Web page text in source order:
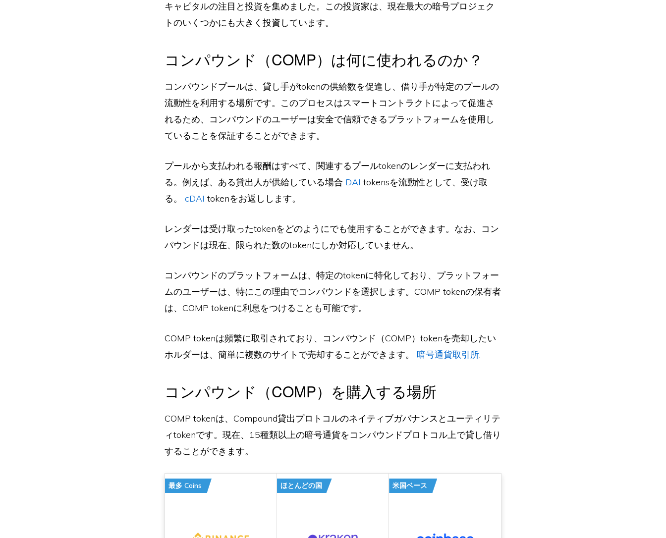
キャピタルの注目と投資を集めました。この投資家は、現在最大の暗号プロジェク
トのいくつかにも大きく投資しています。
コンパウンド（COMP）は何に使われるのか？
コンパウンドプールは、貸し手がtokenの供給数を促進し、借り手が特定のプールの
流動性を利用する場所です。このプロセスはスマートコントラクトによって促進さ
れるため、コンパウンドのユーザーは安全で信頼できるプラットフォームを使用し
ていることを保証することができます。
プールから支払われる報酬はすべて、関連するプールtokenのレンダーに支払われ
る。例えば、ある貸出人が供給している場合 DAI tokensを流動性として、受け取
る。 cDAI tokenをお返しします。
レンダーは受け取ったtokenをどのようにでも使用することができます。なお、コン
パウンドは現在、限られた数のtokenにしか対応していません。
コンパウンドのプラットフォームは、特定のtokenに特化しており、プラットフォー
ムのユーザーは、特にこの理由でコンパウンドを選択します。COMP tokenの保有者
は、COMP tokenに利息をつけることも可能です。
COMP tokenは頻繁に取引されており、コンパウンド（COMP）tokenを売却したい
ホルダーは、簡単に複数のサイトで売却することができます。 暗号通貨取引所.
コンパウンド（COMP）を購入する場所
COMP tokenは、Compound貸出プロトコルのネイティブガバナンスとユーティリテ
ィtokenです。現在、15種類以上の暗号通貨をコンパウンドプロトコル上で貸し借り
することができます。
最多 Coins ほとんどの国 米国ベース